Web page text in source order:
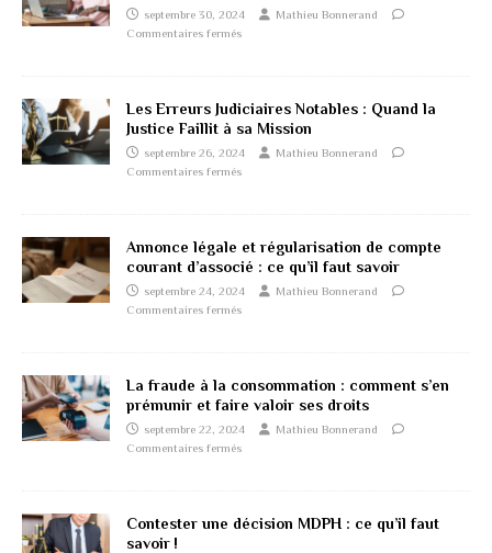
septembre 30, 2024
Mathieu Bonnerand
Commentaires fermés
Les Erreurs Judiciaires Notables : Quand la
Justice Faillit à sa Mission
septembre 26, 2024
Mathieu Bonnerand
Commentaires fermés
Annonce légale et régularisation de compte
courant d’associé : ce qu’il faut savoir
septembre 24, 2024
Mathieu Bonnerand
Commentaires fermés
La fraude à la consommation : comment s’en
prémunir et faire valoir ses droits
septembre 22, 2024
Mathieu Bonnerand
Commentaires fermés
Contester une décision MDPH : ce qu’il faut
savoir !